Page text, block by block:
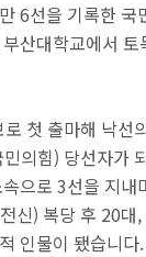
6선을 기록한
산대학교에서
첫 출마해 낙선
의힘) 당선자가
으로 3선을 지내
신) 복당 후 20
인물이 됐습니다.